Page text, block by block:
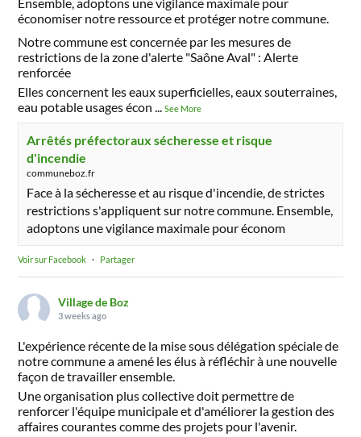
économiser notre ressource et protéger notre commune.
Notre commune est concernée par les mesures de
restrictions de la zone d'alerte "Saône Aval" : Alerte
renforcée
Elles concernent les eaux superficielles, eaux souterraines,
eau potable usages écon ...See More
Arrêtés préfectoraux sécheresse et risque
d'incendie
communeboz.fr
Face à la sécheresse et au risque d'incendie, de strictes
restrictions s'appliquent sur notre commune. Ensemble,
adoptons une vigilance maximale pour économ
Voir sur Facebook · Partager
Village de Boz
3 weeks ago
L'expérience récente de la mise sous délégation spéciale de
notre commune a amené les élus à réfléchir à une nouvelle
façon de travailler ensemble.
Une organisation plus collective doit permettre de
renforcer l'équipe municipale et d'améliorer la gestion des
affaires courantes comme des projets pour l'avenir.